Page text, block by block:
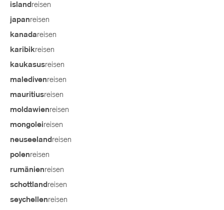
island reisen
japanreisen
kanadareisen
karibikreisen
kaukasusreisen
maledivenreisen
mauritiusreisen
moldawienreisen
mongoleireisen
neuseeland reisen
polenreisen
rumänienreisen
schottland reisen
seychellenreisen